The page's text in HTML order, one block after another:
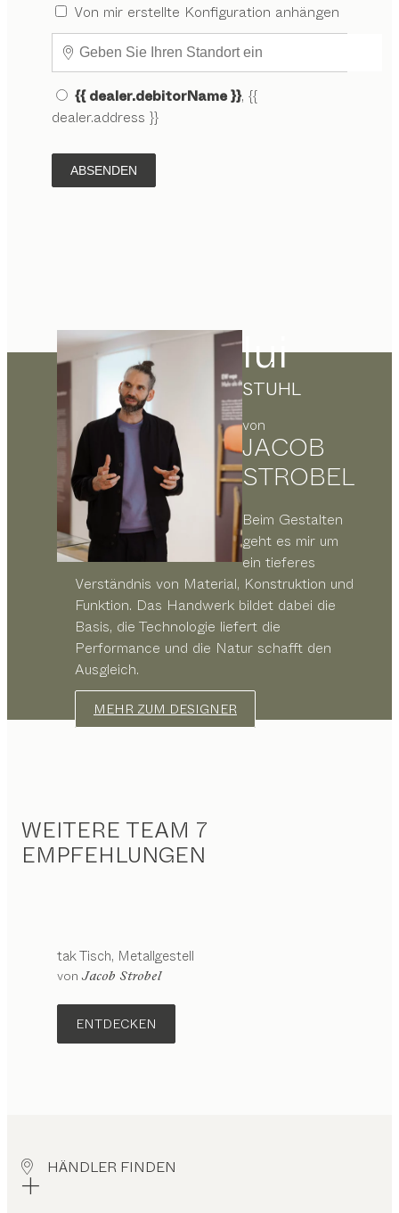
Von mir erstellte Konfiguration anhängen
{{ dealer.debitorName }}, {{
dealer.address }}
ABSENDEN
lui
STUHL
von
JACOB
STROBEL
Beim Gestalten
geht es mir um
ein tieferes
Verständnis von Material, Konstruktion und
Funktion. Das Handwerk bildet dabei die
Basis, die Technologie liefert die
Performance und die Natur schafft den
Ausgleich.
MEHR ZUM DESIGNER
WEITERE TEAM 7
EMPFEHLUNGEN
Konfigurierbar
takTisch Metallgestell
von Jacob Strobel
ENTDECKEN
HÄNDLER FINDEN